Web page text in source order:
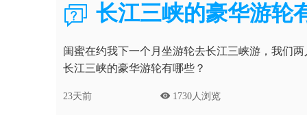
 长江三峡的豪华游轮
闺蜜在约我下一个月坐游轮去长江三峡游，我们
长江三峡的豪华游轮有哪些？
23天前  1730人浏览